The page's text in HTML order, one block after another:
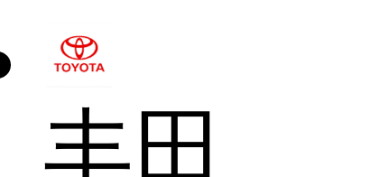
丰田